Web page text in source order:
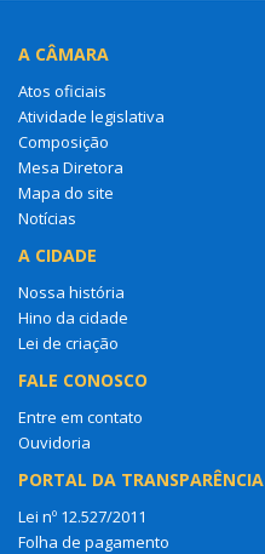
A CÂMARA
Atos oficiais
Atividade legislativa
Composição
Mesa Diretora
Mapa do site
Notícias
A CIDADE
Nossa história
Hino da cidade
Lei de criação
FALE CONOSCO
Entre em contato
Ouvidoria
PORTAL DA TRANSPARÊNCIA
Lei nº 12.527/2011
Folha de pagamento